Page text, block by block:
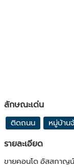
ลักษณะเด่น
ติดถนน หมู่บ้าน
รายละเอียด
ขายคอนโด อัสสกาญ